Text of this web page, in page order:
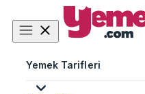
Yemek Tarifleri